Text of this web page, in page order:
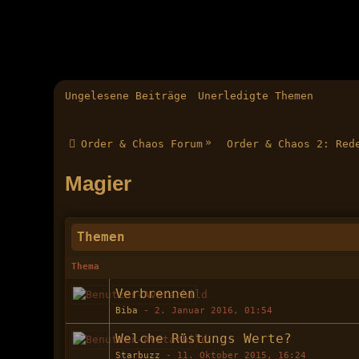
Ungelesene Beiträge Unerledigte Themen
Order & Chaos Forum » Order & Chaos 2:
Magier
Themen
Thema
Verbrennen
Biba - 2. Januar 2016, 01:54
Welche Rüstungs Werte?
Starbuzz - 11. Oktober 2015, 16:24